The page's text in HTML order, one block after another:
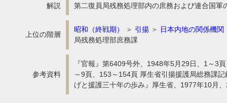
解説 第二復員局残務処理部内の庶務および連合国
上位の階層
昭和（終戦期） ＞ 引揚 ＞ 日本内地の関係機関
局残務処理部庶務課
参考資料
『官報』第6409号外、1948年5月29日、1～3
～9頁、153～154頁 厚生省引揚援護局総務課
げと援護三十年の歩み』厚生省、1977年10月